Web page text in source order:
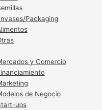
Packaging
y Comercio
de Negocio
ups